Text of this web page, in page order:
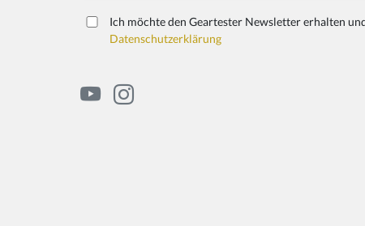
Ich möchte den Geartester Newsletter erhalten
Datenschutzerklärung